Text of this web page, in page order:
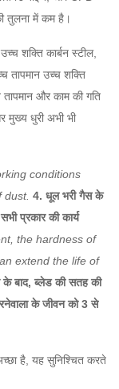
कार्बन
ZWZ…
साइलेंसर, इनलेट और
एक्ट्यूएटर, शॉक
तुलना में कम है।
शक्ति कार्बन स्टील,
तापमान उच्च शक्ति
और काम की गति
मुख्य धुरी अभी भी
conditions
dust. 4. धूल भरी गैस के
प्रकार की कार्य
the hardness of
extend the life of
के बाद, ब्लेड की सतह की
के जीवन को 3 से
है, यह सुनिश्चित करते